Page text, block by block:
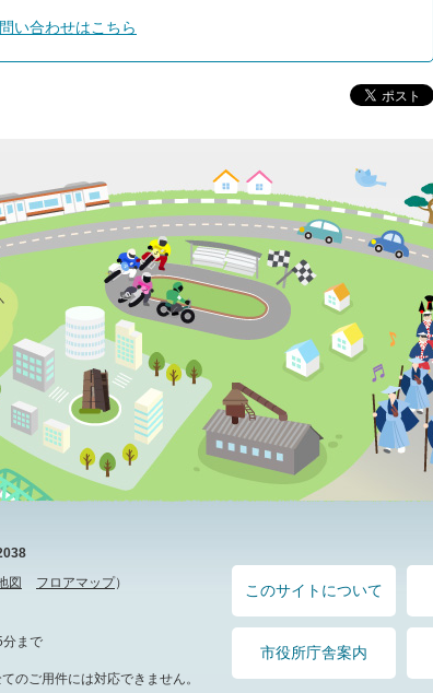
い合わせはこちら
図 フロアマップ）
まで
のご用件には対応できません。
このサイトについて
市役所庁舎案内